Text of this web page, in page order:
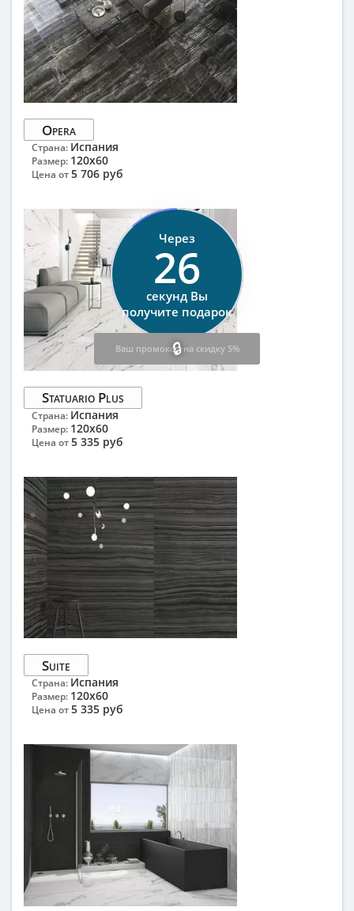
Opera
Страна: Испания
Размер: 120x60
Цена от5 706 руб
Statuario Plus
Страна: Испания
Размер: 120x60
Цена от5 335 руб
Suite
Страна: Испания
Размер: 120x60
Цена от5 335 руб
Через
25
секунд Вы
получите подарок
Ваш промокод на скидку 5%